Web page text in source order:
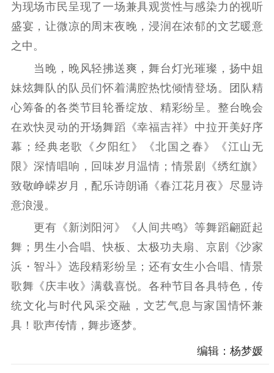
文化人才
数据资源
公共服务
新时代公民素养
提升资源库
新闻出版
政务服务
作品著作权
登记服务
科研创新
服务管理平台
智库服务
管理平台
文艺创作
服务管理
文化产业
统计分析
电影
服务
理论宣讲
共建共享平台
政工继续教育学
习平台
责任编辑注册
业务申报系统
为现场市民呈现了一场兼具观赏性与感染力的视听
盛宴，让微凉的周末夜晚，浸润在浓郁的文艺暖意
之中。
当晚，晚风轻拂送爽，舞台灯光璀璨，扬中姐
妹炫舞队的队员们怀着满腔热忱倾情登场。团队精
心筹备的各类节目轮番绽放、精彩纷呈。整台晚会
在欢快灵动的开场舞蹈《幸福吉祥》中拉开美好序
幕；经典老歌《夕阳红》《北国之春》《江山无
限》深情唱响，回味岁月温情；情景剧《绣红旗》
致敬峥嵘岁月，配乐诗朗诵《春江花月夜》尽显诗
意浪漫。
更有《新浏阳河》《人间共鸣》等舞蹈翩跹起
舞；男生小合唱、快板、太极功夫扇、京剧《沙家
浜・智斗》选段精彩纷呈；还有女生小合唱、情景
歌舞《庆丰收》满载喜悦。各种节目各具特色，传
统文化与时代风采交融，文艺气息与家国情怀兼
具！歌声传情，舞步逐梦。
编辑：杨梦媛